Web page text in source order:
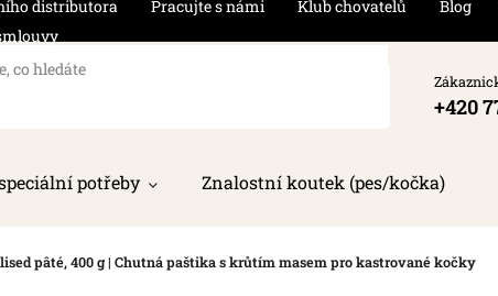
distributora Pracujte s námi Klub chovatelů Blog
+420
potřeby Znalostní koutek (pes/kočka)
pâté, 400 g | Chutná paštika s krůtím masem pro kastrované kočky